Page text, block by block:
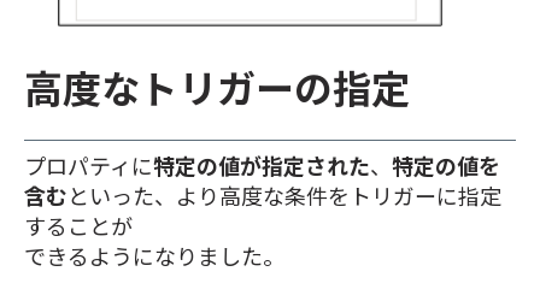
高度なトリガーの指定
プロパティに特定の値が指定された、 特定の値を
含むといった、より高度な条件をトリガーに指定
することが
できるようになりました。